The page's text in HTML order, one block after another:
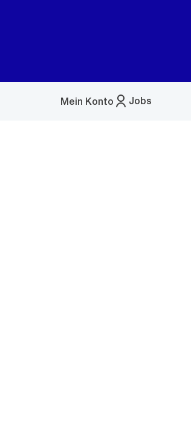
Jobs
Mein Konto
Menü